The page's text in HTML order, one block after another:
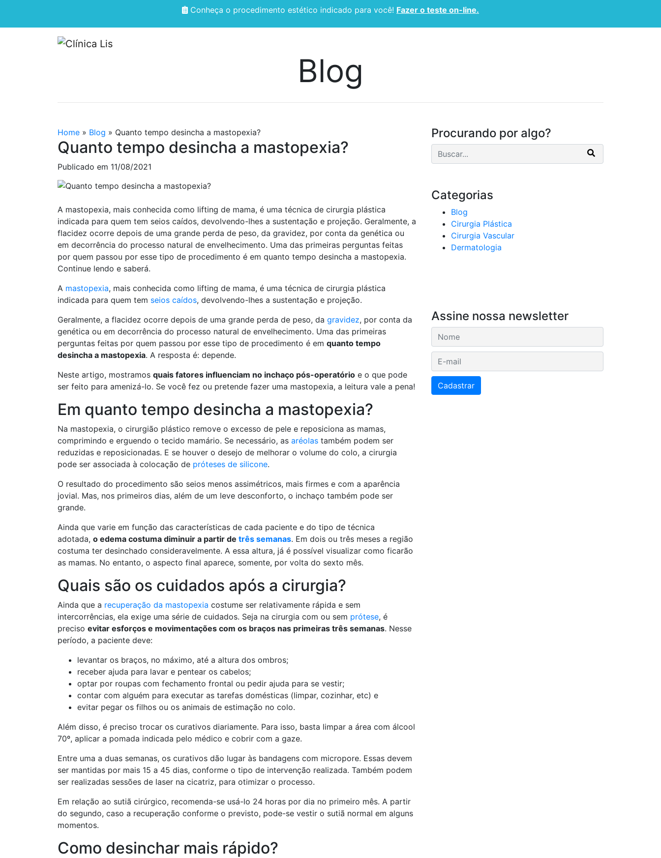
Conheça o procedimento estético indicado para você! Fazer o teste on-line.
Blog
Home » Blog » Quanto tempo desincha a mastopexia?
Quanto tempo desincha a mastopexia?
Publicado em 11/08/2021
A mastopexia, mais conhecida como lifting de mama, é uma técnica de cirurgia plástica
indicada para quem tem seios caídos, devolvendo-lhes a sustentação e projeção. Geralmente, a
flacidez ocorre depois de uma grande perda de peso, da gravidez, por conta da genética ou
em decorrência do processo natural de envelhecimento. Uma das primeiras perguntas feitas
por quem passou por esse tipo de procedimento é em quanto tempo desincha a mastopexia.
Continue lendo e saberá.
A mastopexia, mais conhecida como lifting de mama, é uma técnica de cirurgia plástica
indicada para quem tem seios caídos, devolvendo-lhes a sustentação e projeção.
Geralmente, a flacidez ocorre depois de uma grande perda de peso, da gravidez, por conta da
genética ou em decorrência do processo natural de envelhecimento. Uma das primeiras
perguntas feitas por quem passou por esse tipo de procedimento é em quanto tempo
desincha a mastopexia. A resposta é: depende.
Neste artigo, mostramos quais fatores influenciam no inchaço pós-operatório e o que pode
ser feito para amenizá-lo. Se você fez ou pretende fazer uma mastopexia, a leitura vale a pena!
Em quanto tempo desincha a mastopexia?
Na mastopexia, o cirurgião plástico remove o excesso de pele e reposiciona as mamas,
comprimindo e erguendo o tecido mamário. Se necessário, as aréolas também podem ser
reduzidas e reposicionadas. E se houver o desejo de melhorar o volume do colo, a cirurgia
pode ser associada à colocação de próteses de silicone.
O resultado do procedimento são seios menos assimétricos, mais firmes e com a aparência
jovial. Mas, nos primeiros dias, além de um leve desconforto, o inchaço também pode ser
grande.
Ainda que varie em função das características de cada paciente e do tipo de técnica
adotada, o edema costuma diminuir a partir de três semanas. Em dois ou três meses a região
costuma ter desinchado consideravelmente. A essa altura, já é possível visualizar como ficarão
as mamas. No entanto, o aspecto final aparece, somente, por volta do sexto mês.
Quais são os cuidados após a cirurgia?
Ainda que a recuperação da mastopexia costume ser relativamente rápida e sem
intercorrências, ela exige uma série de cuidados. Seja na cirurgia com ou sem prótese, é
preciso evitar esforços e movimentações com os braços nas primeiras três semanas. Nesse
período, a paciente deve:
levantar os braços, no máximo, até a altura dos ombros;
receber ajuda para lavar e pentear os cabelos;
optar por roupas com fechamento frontal ou pedir ajuda para se vestir;
contar com alguém para executar as tarefas domésticas (limpar, cozinhar, etc) e
evitar pegar os filhos ou os animais de estimação no colo.
Além disso, é preciso trocar os curativos diariamente. Para isso, basta limpar a área com álcool
70º, aplicar a pomada indicada pelo médico e cobrir com a gaze.
Entre uma a duas semanas, os curativos dão lugar às bandagens com micropore. Essas devem
ser mantidas por mais 15 a 45 dias, conforme o tipo de intervenção realizada. Também podem
ser realizadas sessões de laser na cicatriz, para otimizar o processo.
Em relação ao sutiã cirúrgico, recomenda-se usá-lo 24 horas por dia no primeiro mês. A partir
do segundo, caso a recuperação conforme o previsto, pode-se vestir o sutiã normal em alguns
momentos.
Como desinchar mais rápido?
Procurando por algo?
Categorias
Blog
Cirurgia Plástica
Cirurgia Vascular
Dermatologia
Assine nossa newsletter
E-mail
Cadastrar